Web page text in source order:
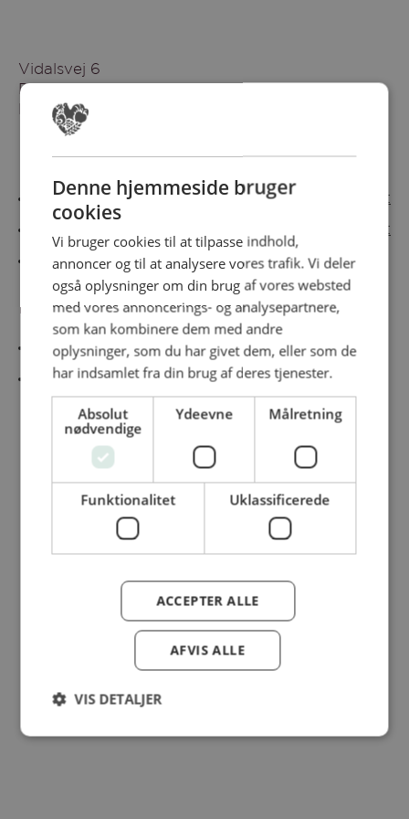
Vidalsvej 6
DK-9230 Svenstrup
Denmark
Besøg vores messesites
Cateringmesse Nord Cateringmesse Midt
Cateringmesse Øst
Cateringmesse Thy
Information
Cookiepolitk
Persondatapolitik
© Dansk Cater A/S - All rights reserved
Denne hjemmeside bruger
cookies
Vi bruger cookies til at tilpasse indhold,
annoncer og til at analysere vores trafik. Vi deler
også oplysninger om din brug af vores websted
med vores annoncerings- og analysepartnere,
som kan kombinere dem med andre
oplysninger, som du har givet dem, eller som de
har indsamlet fra din brug af deres tjenester.
Absolut
nødvendige
Ydeevne Målretning
Funktionalitet Uklassificerede
ACCEPTER ALLE
AFVIS ALLE
VIS DETALJER